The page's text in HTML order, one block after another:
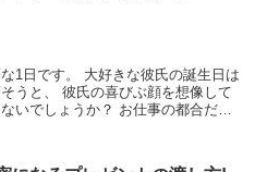
な彼氏の誕生日は
顔を想像して
か？ お仕事の都合だっ